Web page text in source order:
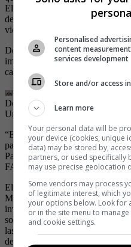
El diálogo no es para que
destrucción con los carros
violencia y tiene que darse sin
De igual manera expresa su
imposible negociar con un grupo
caso de las Farc.
Del Río apareció como
Uribe.
“El Dr Fabio Valencia, hablará
participar en el diálogo con las
Partido de oposición. Expresará
FARC no quiere la paz”, se
El
videova acompañado de un
Medellín, El Dr Fabio Valencia,
invitado a participar en el
somos Partido de oposición,
las FARC no quiere la paz y
democracia”.
Personalised
content
services development
Store and/or access
Learn more
Your personal data will be
your device (cookies, unique
data) may be stored by,
partners, or used specifically
may use precise geolocation
Some vendors may process
of legitimate interest, which
your options below. Look for
or in the site menu to
and cookie settings.